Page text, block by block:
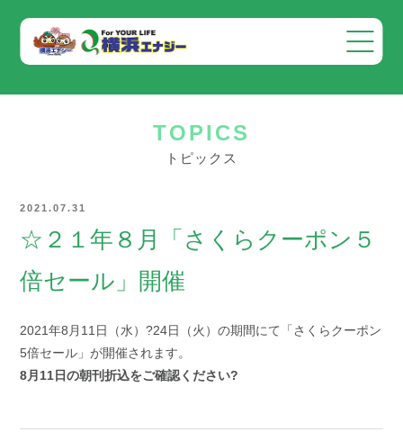
TOPICS
トピックス
2021.07.31
☆２１年８月「さくらクーポン５
倍セール」開催
2021年8月11日（水）?24日（火）の期間にて「さくらクーポン
5倍セール」が開催されます。
8月11日の朝刊折込をご確認ください?